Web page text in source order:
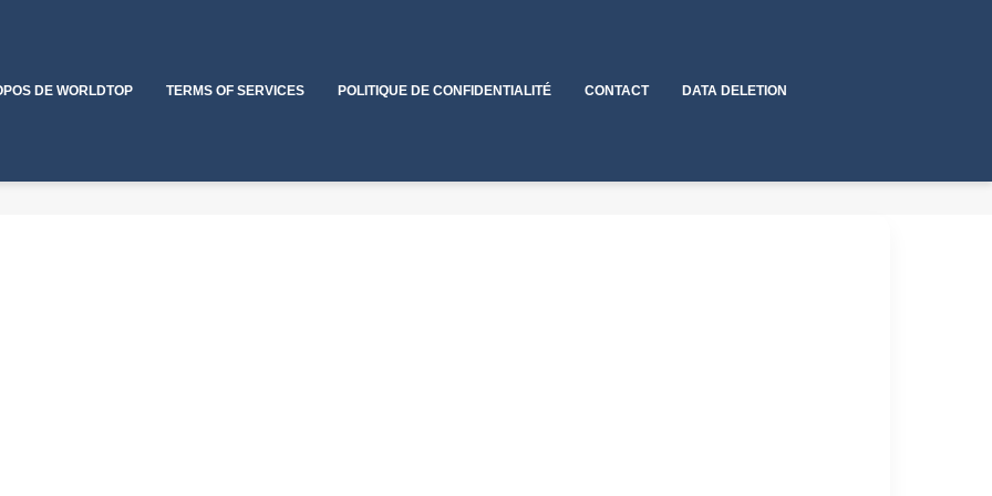
DE WORLDTOP TERMS OF SERVICES POLITIQUE DE CONFIDENTIALITÉ CONTACT DATA DELETION